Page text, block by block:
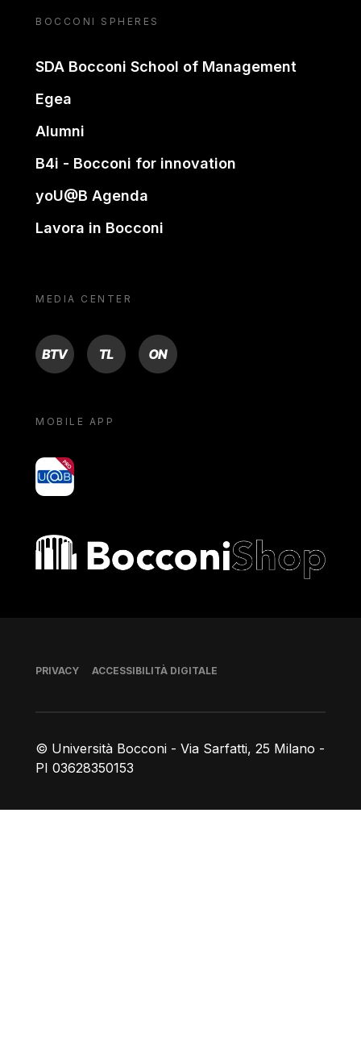
BOCCONI SPHERES
SDA Bocconi School of Management
Egea
Alumni
B4i - Bocconi for innovation
yoU@B Agenda
Lavora in Bocconi
MEDIA CENTER
BTV TL ON
MOBILE APP
yoU@B
Bocconi shop
© Università Bocconi - Via Sarfatti, 25 Milano -
PI 03628350153
Piè di pagina
PRIVACY ACCESSIBILITÀ DIGITALE